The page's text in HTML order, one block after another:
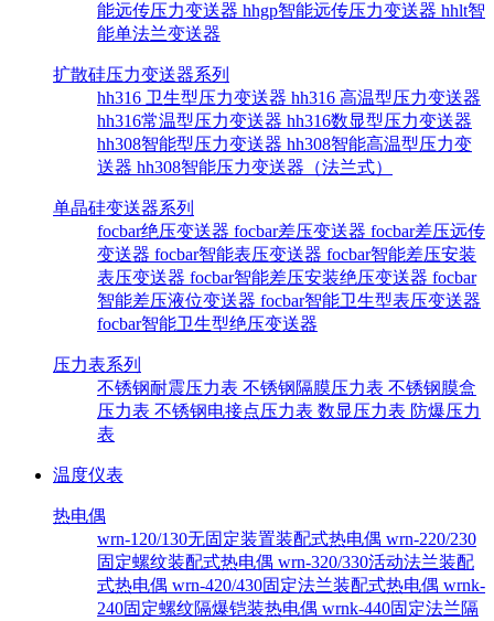
能远传压力变送器 hhgp智能远传压力变送器 hhlt智
能单法兰变送器
扩散硅压力变送器系列
hh316 卫生型压力变送器 hh316 高温型压力变送器
hh316常温型压力变送器 hh316数显型压力变送器
hh308智能型压力变送器 hh308智能高温型压力变
送器 hh308智能压力变送器（法兰式）
单晶硅变送器系列
focbar绝压变送器 focbar差压变送器 focbar差压远传
变送器 focbar智能表压变送器 focbar智能差压安装
表压变送器 focbar智能差压安装绝压变送器 focbar
智能差压液位变送器 focbar智能卫生型表压变送器
focbar智能卫生型绝压变送器
压力表系列
不锈钢耐震压力表 不锈钢隔膜压力表 不锈钢膜盒
压力表 不锈钢电接点压力表 数显压力表 防爆压力
表
温度仪表
热电偶
wrn-120/130无固定装置装配式热电偶 wrn-220/230
固定螺纹装配式热电偶 wrn-320/330活动法兰装配
式热电偶 wrn-420/430固定法兰装配式热电偶 wrnk-
240固定螺纹隔爆铠装热电偶 wrnk-440固定法兰隔